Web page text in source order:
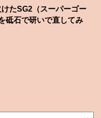
けたSG2（スーパーゴー
砥石で研いで直してみ